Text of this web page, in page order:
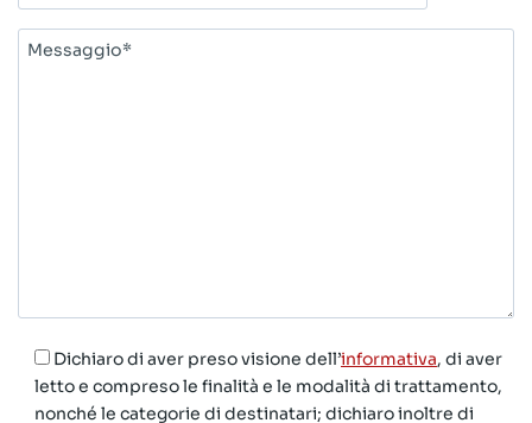
Messaggio*
Dichiaro di aver preso visione dell’informativa, di aver
letto e compreso le finalità e le modalità di trattamento,
nonché le categorie di destinatari; dichiaro inoltre di